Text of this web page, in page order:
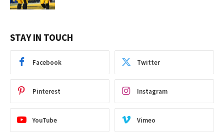
STAY IN TOUCH
Facebook Twitter
Pinterest Instagram
YouTube Vimeo